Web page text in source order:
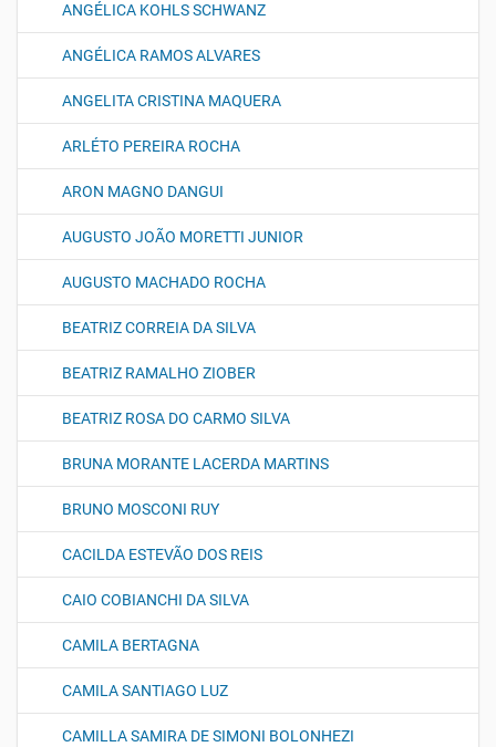
ANGÉLICA KOHLS SCHWANZ
ANGÉLICA RAMOS ALVARES
ANGELITA CRISTINA MAQUERA
ARLÉTO PEREIRA ROCHA
ARON MAGNO DANGUI
AUGUSTO JOÃO MORETTI JUNIOR
AUGUSTO MACHADO ROCHA
BEATRIZ CORREIA DA SILVA
BEATRIZ RAMALHO ZIOBER
BEATRIZ ROSA DO CARMO SILVA
BRUNA MORANTE LACERDA MARTINS
BRUNO MOSCONI RUY
CACILDA ESTEVÃO DOS REIS
CAIO COBIANCHI DA SILVA
CAMILA BERTAGNA
CAMILA SANTIAGO LUZ
CAMILLA SAMIRA DE SIMONI BOLONHEZI